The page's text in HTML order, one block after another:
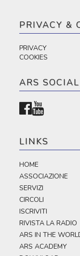
PRIVACY &
PRIVACY
COOKIES
ARS SOCIAL
LINKS
HOME
ASSOCIAZIONE
SERVIZI
CIRCOLI
ISCRIVITI
RIVISTA LA RADIO
ARS IN THE
ARS ACADEMY